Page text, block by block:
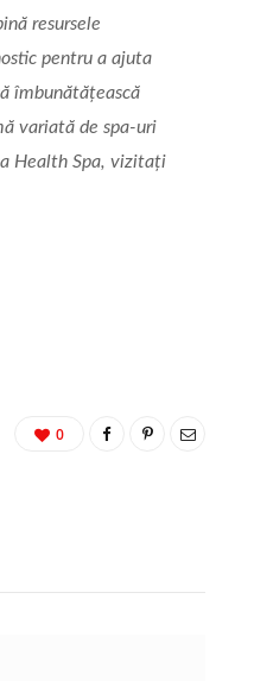
resursele
pentru a ajuta
îmbunătățească
variată de spa-uri
Health Spa, vizitați
0